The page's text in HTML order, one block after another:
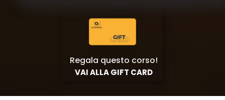
Regala questo corso!
VAI ALLA GIFT CARD